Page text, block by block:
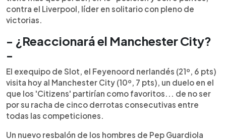
contra el Liverpool, líder en solitario con pleno de
victorias.
- ¿Reaccionará el Manchester City?
-
El exequipo de Slot, el Feyenoord nerlandés (21º, 6 pts)
visita hoy al Manchester City (10º, 7 pts), un duelo en el
que los 'Citizens' partirían como favoritos... de no ser
por su racha de cinco derrotas consecutivas entre
todas las competiciones.
Un nuevo resbalón de los hombres de Pep Guardiola